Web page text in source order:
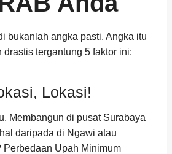
bukanlah angka pasti. Angka itu
drastis tergantung 5 faktor ini:
Lokasi!
Membangun di pusat Surabaya
daripada di Ngawi atau
Perbedaan Upah Minimum